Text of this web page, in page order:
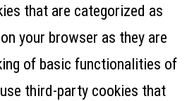
that are categorized as
your browser as they are
of basic functionalities of
third-party cookies that